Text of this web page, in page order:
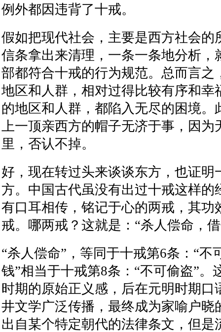
例外都因违背了十戒。
假如把现代社会，主要是西方社会的
信条拿出来清理，一条一条地分析，
部都符合十戒的行为规范。总而言之
地区和人群，相对过得比较有序和幸
的地区和人群，都陷入无尽的困境。
上一顶亲西方的帽子无济于事，因为
里，否认不掉。
好，现在转过头来谈谈东方，也证明
方。中国古代虽没有出过十戒这样的
有口耳相传，铭记于心的两戒，其功
戒。哪两戒？这就是： “杀人偿命，
“杀人偿命” ，等同于十戒第6条： “不
钱”相当于十戒第8条： “不可偷盗”。
时期的原始正义感，后在元明时期口
井文学广泛传播，最终成为家喻户晓
出自某个特定朝代的法律条文，但是